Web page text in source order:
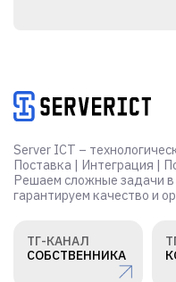
Server ICT –
Поставка | Интеграция |
Решаем сложные задачи в
гарантируем качество и
ТГ-КАНАЛ
СОБСТВЕННИКА